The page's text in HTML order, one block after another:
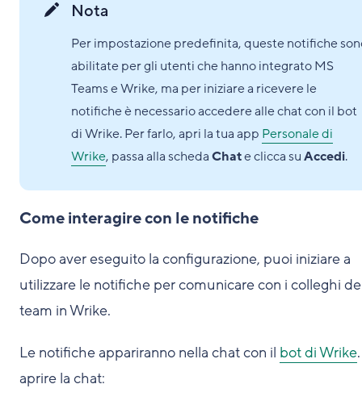
Nota
Per impostazione predefinita, queste notifiche
abilitate per gli utenti che hanno integrato MS
Teams e Wrike, ma per iniziare a ricevere le
notifiche è necessario accedere alle chat con il bot
di Wrike. Per farlo, apri la tua app Personale di
Wrike, passa alla schedaChate clicca suAccedi.
Come interagire con le notifiche
Dopo aver eseguito la configurazione, puoi iniziare a
utilizzare le notifiche per comunicare con i colleghi
team in Wrike.
Le notifiche appariranno nella chat con il bot di Wrike
aprire la chat: